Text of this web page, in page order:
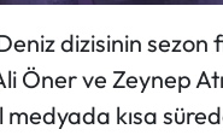
dizisinin sezon
Öner ve Zeynep
kısa